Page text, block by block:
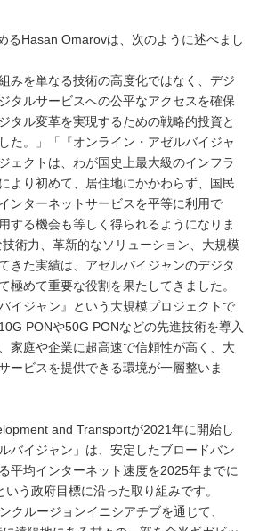
るHasan Omarovは、次のように述べまし
みを単なる技術の高度化ではなく、デジ
タルサービスへの公平なアクセスを確保
タル変革を実現するための戦略的投資と
た。」「『オンライン・アゼルバイジャ
ェクトは、わが国史上最大級のインフラ
より初めて、居住地にかかわらず、国民
ンターネットサービスを平等に利用で
する機会も等しく得られるようになりま
術力、革新的なソリューション、大規模
きた実績は、アゼルバイジャンのデジタ
極めて重要な役割を果たしてきました。
イジャン』という大規模プロジェクトで
PONや50G PONなどの先進技術を導入
家庭や企業に超高速で信頼性が高く、大
ービスを提供できる環境が一層整いま
and Transportが2021年に開始し
バイジャン」は、安定したブロードバン
平均インターネット速度を2025年までに
う政府目標に沿った取り組みです。
クルージョンイニシアチブを通じて、